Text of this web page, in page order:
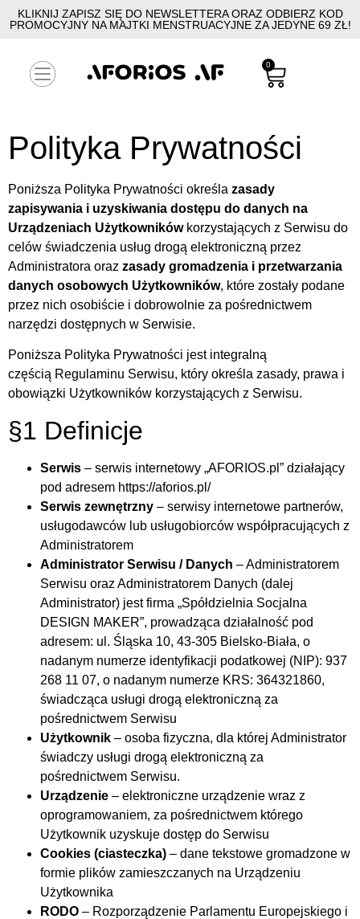
KLIKNIJ ZAPISZ SIĘ DO NEWSLETTERA ORAZ ODBIERZ KOD
PROMOCYJNY NA MAJTKI MENSTRUACYJNE ZA JEDYNE 69 ZŁ!
0
Polityka Prywatności
Poniższa Polityka Prywatności określa zasady
zapisywania i uzyskiwania dostępu do danych na
Urządzeniach Użytkownikówkorzystających z Serwisu do
celów świadczenia usług drogą elektroniczną przez
Administratora oraz zasady gromadzenia i przetwarzania
danych osobowych Użytkowników, które zostały podane
przez nich osobiście i dobrowolnie za pośrednictwem
narzędzi dostępnych w Serwisie.
Poniższa Polityka Prywatności jest integralną
częścią Regulaminu Serwisu, który określa zasady, prawa i
obowiązki Użytkowników korzystających z Serwisu.
§1 Definicje
Serwis – serwis internetowy „AFORIOS.pl” działający
pod adresem https://aforios.pl/
Serwis zewnętrzny – serwisy internetowe partnerów,
usługodawców lub usługobiorców współpracujących z
Administratorem
Administrator Serwisu / Danych – Administratorem
Serwisu oraz Administratorem Danych (dalej
Administrator) jest firma „Spółdzielnia Socjalna
DESIGN MAKER”, prowadząca działalność pod
adresem: ul. Śląska 10, 43-305 Bielsko-Biała, o
nadanym numerze identyfikacji podatkowej (NIP): 937
268 11 07, o nadanym numerze KRS: 364321860,
świadcząca usługi drogą elektroniczną za
pośrednictwem Serwisu
Użytkownik – osoba fizyczna, dla której Administrator
świadczy usługi drogą elektroniczną za
pośrednictwem Serwisu.
Urządzenie – elektroniczne urządzenie wraz z
oprogramowaniem, za pośrednictwem którego
Użytkownik uzyskuje dostęp do Serwisu
Cookies (ciasteczka) – dane tekstowe gromadzone w
formie plików zamieszczanych na Urządzeniu
Użytkownika
RODO – Rozporządzenie Parlamentu Europejskiego i